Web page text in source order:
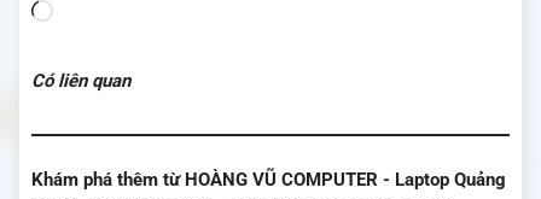
Đang
Có liên quan
Khám phá thêm từ HOÀNG VŨ COMPUTER - Laptop Quảng